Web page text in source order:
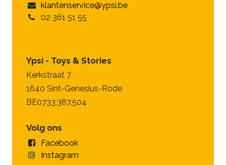
klantenservice@ypsi.be
02 361 51 55
Ypsi - Toys & Stories
Kerkstraat 7
1640 Sint-Genesius-Rode
BE0733.387.504
Volg ons
Facebook
Instagram